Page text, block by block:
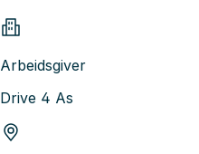
Arbeidsgiver
Drive 4 As